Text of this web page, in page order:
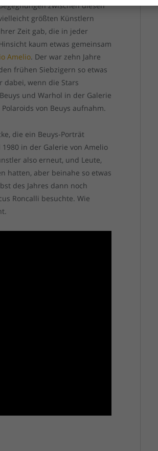
zwischen diesen
größten Künstlern
Zeit gab, die in jeder
kaum etwas gemeinsam
Amelio. Der war zehn Jahre
frühen Siebzigern so etwas
wenn die Stars
und Warhol in der Galerie
von Beuys aufnahm.
die ein Beuys-Porträt
in der Galerie von Amelio
also erneut, und Leute,
hatten, aber beinahe so etwas
des Jahres dann noch
Roncalli besuchte. Wie